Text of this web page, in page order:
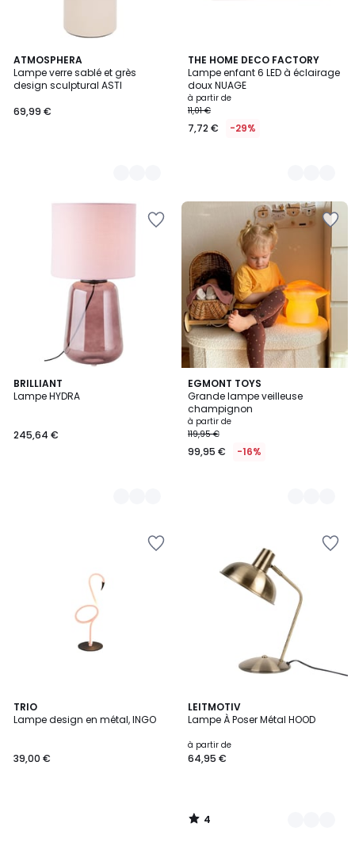
ATMOSPHERA
Lampe verre sablé et grès
design sculptural ASTI
69,99 €
3
Couleurs
THE HOME DECO FACTORY
Lampe enfant 6 LED à éclairage
doux NUAGE
à partir de
11,01 €
7,72 € -29%
2
Couleurs
BRILLIANT
Lampe HYDRA
245,64 €
2
Couleurs
EGMONT TOYS
Grande lampe veilleuse
champignon
à partir de
119,95 €
99,95 € -16%
6
Couleurs
TRIO
Lampe design en métal, INGO
39,00 €
LEITMOTIV
Lampe À Poser Métal HOOD
à partir de
64,95 €
4
/
8
Couleurs
4
/